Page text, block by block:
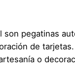
pegatinas
de
o